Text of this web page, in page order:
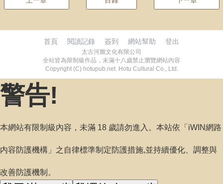
首頁 閱讀記錄 簽到 網站幫助 登出
太古河圖文化有限公司
全站皆為限制級作品，未滿十八歲禁止瀏覽網站內容
Copyright (C) hotupub.net. Hotu Cultural Co., Ltd.
警告!
本網站有限制級內容，未滿 18 歲請勿進入。本站依「iWIN網路
内容防護機構」之自律標準制定防護措施,並持續優化、調整與
改善防護機制。